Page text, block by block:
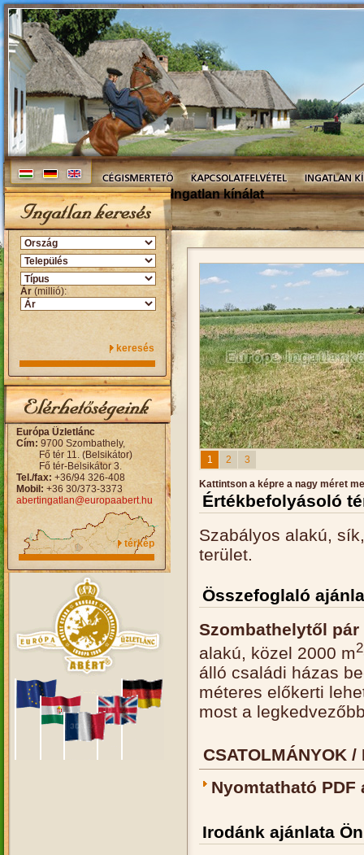
Ár (millió):
keresés
Európa Üzletlánc
Cím: 9700 Szombathely,
Fő tér 11. (Belsikátor)
Fő tér-Belsikátor 3.
Tel./fax: +36/94 326-408
Mobil: +36 30/373-3373
abertingatlan@europaabert.hu
térkép
Ingatlan kínálat
1 2 3
Kattintson a képre a nagy méret
Értékbefolyásoló
Szabályos alakú,
terület.
Összefoglaló
Szombathelytől pár
alakú, közel 2000 m2
álló családi házas
méteres előkerti
most a
CSATOLMÁNYOK
Nyomtatható PDF
Irodánk ajánlata